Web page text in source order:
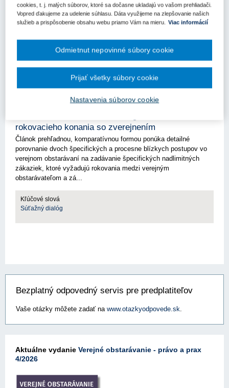
Článok sa venuje novej špecifickej povinnosti verejných
obstarávateľov a obstarávateľov používať pri obstarávaní návrhu
alebo riešenia v oblasti architektúry alebo územného plánovania na
Kľúčové slová
rokovacieho konania so zverejnením
Článok prehľadnou, komparatívnou formou ponúka detailné
porovnanie dvoch špecifických a procesne blízkych postupov vo
verejnom obstarávaní na zadávanie špecifických nadlimitných
zákaziek, ktoré vyžadujú rokovania medzi verejným
obstarávateľom a zá...
Kľúčové slová
Súťažný dialóg
Bezplatný odpovedný servis pre predplatiteľov
Vaše otázky môžete zadať na www.otazkyodpovede.sk.
Aktuálne vydanie Verejné obstarávanie - právo a prax
4/2026
cookies, t. j. malých súborov, ktoré sa dočasne ukladajú vo vašom prehliadači.
Vopred ďakujeme za udelenie súhlasu. Dáta využijeme na zlepšovanie našich
služieb a prispôsobenie obsahu webu priamo Vám na mieru. Viac informácií
Nastavenia súborov cookie
Odmietnut nepovinné súbory cookie
Prijať všetky súbory cookie